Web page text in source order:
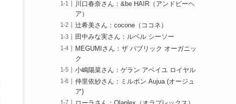
川口春奈さん：&be HAIR（アンドビーヘ
ア）
辻希美さん：cocone（ココネ）
田中みな実さん：ルベル シーソー
MEGUMIさん：ザ パブリック オーガニッ
ク
小嶋陽菜さん：ゲラン アベイユ ロイヤル
仲里依紗さん：ミルボン Aujua (オージュ
ア)